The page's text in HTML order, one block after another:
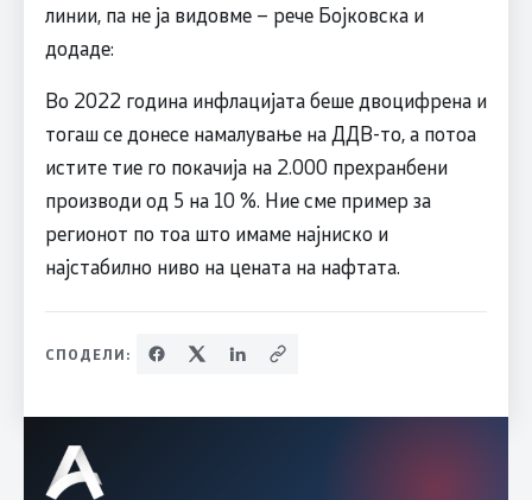
линии, па не ја видовме – рече Бојковска и
додаде:
Во 2022 година инфлацијата беше двоцифрена и
тогаш се донесе намалување на ДДВ-то, а потоа
истите тие го покачија на 2.000 прехранбени
производи од 5 на 10 %. Ние сме пример за
регионот по тоа што имаме најниско и
најстабилно ниво на цената на нафтата.
СПОДЕЛИ: